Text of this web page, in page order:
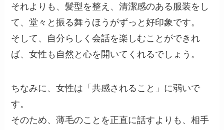
それよりも、髪型を整え、清潔感のある服装をし
て、堂々と振る舞うほうがずっと好印象です。
そして、自分らしく会話を楽しむことができれ
ば、女性も自然と心を開いてくれるでしょう。
ちなみに、女性は「共感されること」に弱いで
す。
そのため、薄毛のことを正直に話すよりも、相手